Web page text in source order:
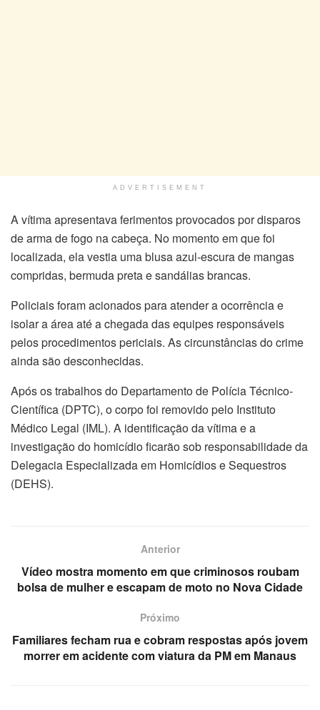
ADVERTISEMENT
A vítima apresentava ferimentos provocados por disparos
de arma de fogo na cabeça. No momento em que foi
localizada, ela vestia uma blusa azul-escura de mangas
compridas, bermuda preta e sandálias brancas.
Policiais foram acionados para atender a ocorrência e
isolar a área até a chegada das equipes responsáveis
pelos procedimentos periciais. As circunstâncias do crime
ainda são desconhecidas.
Após os trabalhos do Departamento de Polícia Técnico-
Científica (DPTC), o corpo foi removido pelo Instituto
Médico Legal (IML). A identificação da vítima e a
investigação do homicídio ficarão sob responsabilidade da
Delegacia Especializada em Homicídios e Sequestros
(DEHS).
Anterior
Vídeo mostra momento em que criminosos roubam
bolsa de mulher e escapam de moto no Nova Cidade
Próximo
Familiares fecham rua e cobram respostas após jovem
morrer em acidente com viatura da PM em Manaus